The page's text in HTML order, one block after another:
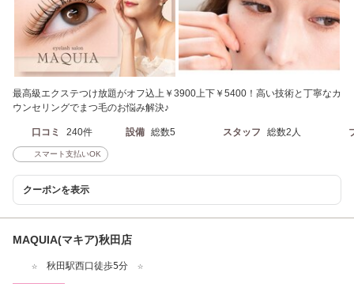
最高級エクステつけ放題がオフ込上￥3900上下￥5400！高い技術と丁寧なカ
ウンセリングでまつ毛のお悩み解決♪
口コミ 240件 設備 総数5 スタッフ 総数2人
スマート支払いOK
クーポンを表示
MAQUIA(マキア)秋田店
☆ 秋田駅西口徒歩5分 ☆